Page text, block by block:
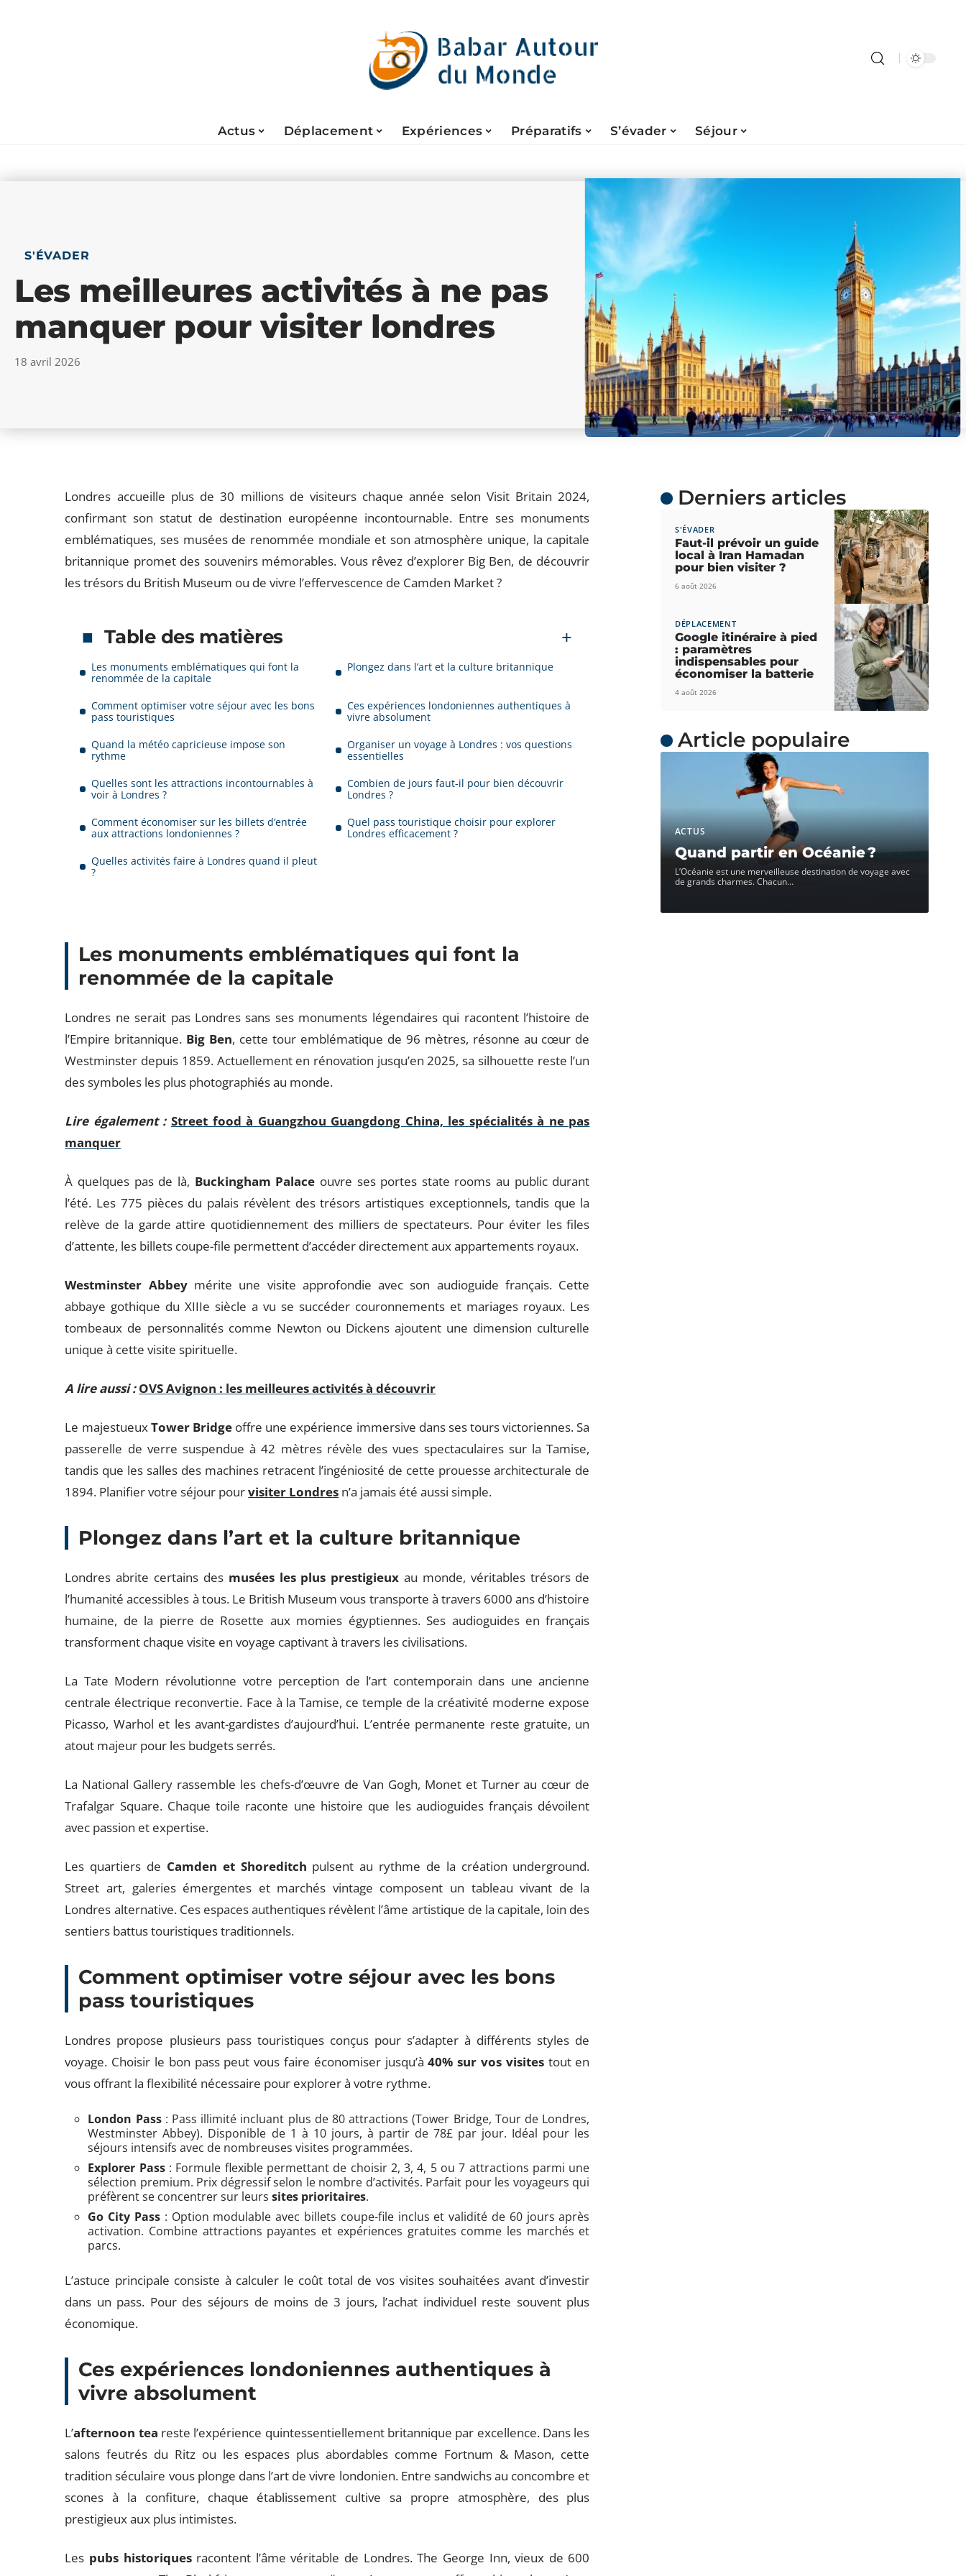
Actus Déplacement Expériences Préparatifs S’évader Séjour
S'ÉVADER
Les meilleures activités à ne pas
manquer pour visiter londres
18 avril 2026
Londres accueille plus de 30 millions de visiteurs chaque année selon Visit Britain 2024,
confirmant son statut de destination européenne incontournable. Entre ses monuments
emblématiques, ses musées de renommée mondiale et son atmosphère unique, la capitale
britannique promet des souvenirs mémorables. Vous rêvez d’explorer Big Ben, de découvrir
les trésors du British Museum ou de vivre l’effervescence de Camden Market ?
Table des matières
Les monuments emblématiques qui font la
renommée de la capitale
Plongez dans l’art et la culture britannique
Comment optimiser votre séjour avec les bons
pass touristiques
Ces expériences londoniennes authentiques à
vivre absolument
Quand la météo capricieuse impose son
rythme
Organiser un voyage à Londres : vos questions
essentielles
Quelles sont les attractions incontournables à
voir à Londres ?
Combien de jours faut-il pour bien découvrir
Londres ?
Comment économiser sur les billets d’entrée
aux attractions londoniennes ?
Quel pass touristique choisir pour explorer
Londres efficacement ?
Quelles activités faire à Londres quand il pleut
?
Les monuments emblématiques qui font la
renommée de la capitale
Londres ne serait pas Londres sans ses monuments légendaires qui racontent l’histoire de
l’Empire britannique. Big Ben, cette tour emblématique de 96 mètres, résonne au cœur de
Westminster depuis 1859. Actuellement en rénovation jusqu’en 2025, sa silhouette reste l’un
des symboles les plus photographiés au monde.
Lire également : Street food à Guangzhou Guangdong China, les spécialités à ne pas
manquer
À quelques pas de là, Buckingham Palace ouvre ses portes state rooms au public durant
l’été. Les 775 pièces du palais révèlent des trésors artistiques exceptionnels, tandis que la
relève de la garde attire quotidiennement des milliers de spectateurs. Pour éviter les files
d’attente, les billets coupe-file permettent d’accéder directement aux appartements royaux.
Westminster Abbeymérite une visite approfondie avec son audioguide français. Cette
abbaye gothique du XIIIe siècle a vu se succéder couronnements et mariages royaux. Les
tombeaux de personnalités comme Newton ou Dickens ajoutent une dimension culturelle
unique à cette visite spirituelle.
A lire aussi : OVS Avignon : les meilleures activités à découvrir
Le majestueuxTower Bridgeoffre une expérience immersive dans ses tours victoriennes. Sa
passerelle de verre suspendue à 42 mètres révèle des vues spectaculaires sur la Tamise,
tandis que les salles des machines retracent l’ingéniosité de cette prouesse architecturale de
1894. Planifier votre séjour pourvisiter Londres n’a jamais été aussi simple.
Plongez dans l’art et la culture britannique
Londres abrite certains des musées les plus prestigieux au monde, véritables trésors de
l’humanité accessibles à tous. Le British Museum vous transporte à travers 6000 ans d’histoire
humaine, de la pierre de Rosette aux momies égyptiennes. Ses audioguides en français
transforment chaque visite en voyage captivant à travers les civilisations.
La Tate Modern révolutionne votre perception de l’art contemporain dans une ancienne
centrale électrique reconvertie. Face à la Tamise, ce temple de la créativité moderne expose
Picasso, Warhol et les avant-gardistes d’aujourd’hui. L’entrée permanente reste gratuite, un
atout majeur pour les budgets serrés.
La National Gallery rassemble les chefs-d’œuvre de Van Gogh, Monet et Turner au cœur de
Trafalgar Square. Chaque toile raconte une histoire que les audioguides français dévoilent
avec passion et expertise.
Les quartiers de Camden et Shoreditch pulsent au rythme de la création underground.
Street art, galeries émergentes et marchés vintage composent un tableau vivant de la
Londres alternative. Ces espaces authentiques révèlent l’âme artistique de la capitale, loin des
sentiers battus touristiques traditionnels.
Comment optimiser votre séjour avec les bons
pass touristiques
Londres propose plusieurs pass touristiques conçus pour s’adapter à différents styles de
voyage. Choisir le bon pass peut vous faire économiser jusqu’à40% sur vos visitestout en
vous offrant la flexibilité nécessaire pour explorer à votre rythme.
London Pass: Pass illimité incluant plus de 80 attractions (Tower Bridge, Tour de Londres,
Westminster Abbey). Disponible de 1 à 10 jours, à partir de 78£ par jour. Idéal pour les
séjours intensifs avec de nombreuses visites programmées.
Explorer Pass: Formule flexible permettant de choisir 2, 3, 4, 5 ou 7 attractions parmi une
sélection premium. Prix dégressif selon le nombre d’activités. Parfait pour les voyageurs qui
préfèrent se concentrer sur leurssites prioritaires.
Go City Pass: Option modulable avec billets coupe-file inclus et validité de 60 jours après
activation. Combine attractions payantes et expériences gratuites comme les marchés et
parcs.
L’astuce principale consiste à calculer le coût total de vos visites souhaitées avant d’investir
dans un pass. Pour des séjours de moins de 3 jours, l’achat individuel reste souvent plus
économique.
Ces expériences londoniennes authentiques à
vivre absolument
L’afternoon tea reste l’expérience quintessentiellement britannique par excellence. Dans les
salons feutrés du Ritz ou les espaces plus abordables comme Fortnum & Mason, cette
tradition séculaire vous plonge dans l’art de vivre londonien. Entre sandwichs au concombre et
scones à la confiture, chaque établissement cultive sa propre atmosphère, des plus
prestigieux aux plus intimistes.
Les pubs historiquesracontent l’âme véritable de Londres. The George Inn, vieux de 600
Derniers articles
S'ÉVADER
Faut-il prévoir un guide
local à Iran Hamadan
pour bien visiter ?
6 août 2026
DÉPLACEMENT
Google itinéraire à pied
: paramètres
indispensables pour
économiser la batterie
4 août 2026
Article populaire
ACTUS
Quand partir en Océanie ?
L’Océanie est une merveilleuse destination de voyage avec
de grands charmes. Chacun…